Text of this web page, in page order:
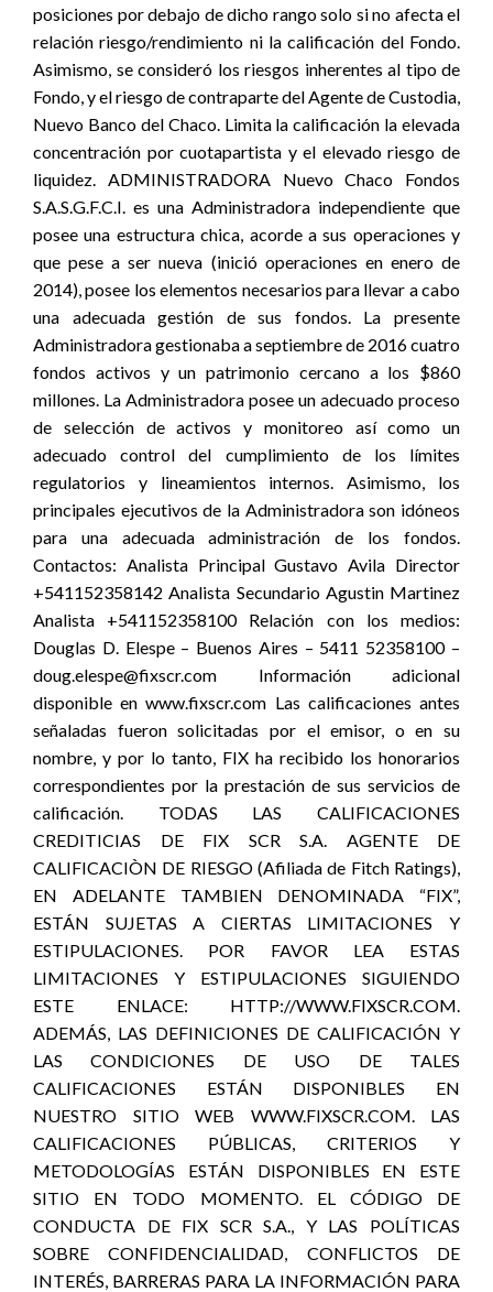
posiciones por debajo de dicho rango solo si no afecta el
relación riesgo/rendimiento ni la calificación del Fondo.
Asimismo, se consideró los riesgos inherentes al tipo de
Fondo, y el riesgo de contraparte del Agente de Custodia,
Nuevo Banco del Chaco. Limita la calificación la elevada
concentración por cuotapartista y el elevado riesgo de
liquidez. ADMINISTRADORA Nuevo Chaco Fondos
S.A.S.G.F.C.I. es una Administradora independiente que
posee una estructura chica, acorde a sus operaciones y
que pese a ser nueva (inició operaciones en enero de
2014), posee los elementos necesarios para llevar a cabo
una adecuada gestión de sus fondos. La presente
Administradora gestionaba a septiembre de 2016 cuatro
fondos activos y un patrimonio cercano a los $860
millones. La Administradora posee un adecuado proceso
de selección de activos y monitoreo así como un
adecuado control del cumplimiento de los límites
regulatorios y lineamientos internos. Asimismo, los
principales ejecutivos de la Administradora son idóneos
para una adecuada administración de los fondos.
Contactos: Analista Principal Gustavo Avila Director
+541152358142 Analista Secundario Agustin Martinez
Analista +541152358100 Relación con los medios:
Douglas D. Elespe – Buenos Aires – 5411 52358100 –
doug.elespe@fixscr.com Información adicional
disponible en www.fixscr.com Las calificaciones antes
señaladas fueron solicitadas por el emisor, o en su
nombre, y por lo tanto, FIX ha recibido los honorarios
correspondientes por la prestación de sus servicios de
calificación. TODAS LAS CALIFICACIONES
CREDITICIAS DE FIX SCR S.A. AGENTE DE
CALIFICACIÒN DE RIESGO (Afiliada de Fitch Ratings),
EN ADELANTE TAMBIEN DENOMINADA “FIX”,
ESTÁN SUJETAS A CIERTAS LIMITACIONES Y
ESTIPULACIONES. POR FAVOR LEA ESTAS
LIMITACIONES Y ESTIPULACIONES SIGUIENDO
ESTE ENLACE: HTTP://WWW.FIXSCR.COM.
ADEMÁS, LAS DEFINICIONES DE CALIFICACIÓN Y
LAS CONDICIONES DE USO DE TALES
CALIFICACIONES ESTÁN DISPONIBLES EN
NUESTRO SITIO WEB WWW.FIXSCR.COM. LAS
CALIFICACIONES PÚBLICAS, CRITERIOS Y
METODOLOGÍAS ESTÁN DISPONIBLES EN ESTE
SITIO EN TODO MOMENTO. EL CÓDIGO DE
CONDUCTA DE FIX SCR S.A., Y LAS POLÍTICAS
SOBRE CONFIDENCIALIDAD, CONFLICTOS DE
INTERÉS, BARRERAS PARA LA INFORMACIÓN PARA